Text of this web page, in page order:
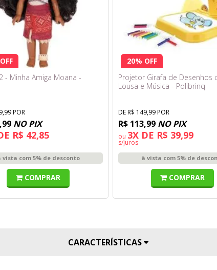
- Minha Amiga Moana -
POR
NO PIX
R$ 42,85
vista com 5% de desconto
COMPRAR
20% OFF
Projetor Girafa de Desenhos
Lousa e Música - Polibrinq
DE R$ 149,99 POR
R$ 113,99 NO PIX
ou 3X DE R$ 39,99
s/juros
à vista com 5% de
COMPRAR
CARACTERÍSTICAS